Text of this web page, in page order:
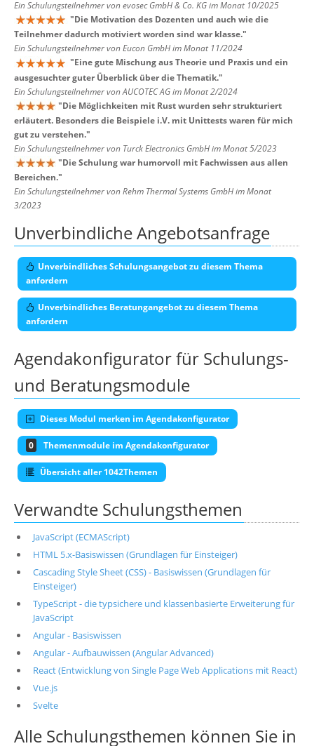
Ein Schulungsteilnehmer von evosec GmbH & Co. KG im Monat 10/2025
"Die Motivation des Dozenten und auch wie die
Teilnehmer dadurch motiviert worden sind war klasse."
Ein Schulungsteilnehmer von Eucon GmbH im Monat 11/2024
"Eine gute Mischung aus Theorie und Praxis und ein
ausgesuchter guter Überblick über die Thematik."
Ein Schulungsteilnehmer von AUCOTEC AG im Monat 2/2024
"Die Möglichkeiten mit Rust wurden sehr strukturiert
erläutert. Besonders die Beispiele i.V. mit Unittests waren für mich
gut zu verstehen."
Ein Schulungsteilnehmer von Turck Electronics GmbH im Monat 5/2023
"Die Schulung war humorvoll mit Fachwissen aus allen
Bereichen."
Ein Schulungsteilnehmer von Rehm Thermal Systems GmbH im Monat
3/2023
Unverbindliche Angebotsanfrage
Unverbindliches Schulungsangebot zu diesem Thema
anfordern
Unverbindliches Beratungangebot zu diesem Thema
anfordern
Agendakonfigurator für Schulungs-
und Beratungsmodule
Dieses Modul merken im Agendakonfigurator
0 Themenmodule im Agendakonfigurator
Übersicht aller 1042Themen
Verwandte Schulungsthemen
JavaScript (ECMAScript)
HTML 5.x-Basiswissen (Grundlagen für Einsteiger)
Cascading Style Sheet (CSS) - Basiswissen (Grundlagen für
Einsteiger)
TypeScript - die typsichere und klassenbasierte Erweiterung für
JavaScript
Angular - Basiswissen
Angular - Aufbauwissen (Angular Advanced)
React (Entwicklung von Single Page Web Applications mit React)
Vue.js
Svelte
Alle Schulungsthemen können Sie in